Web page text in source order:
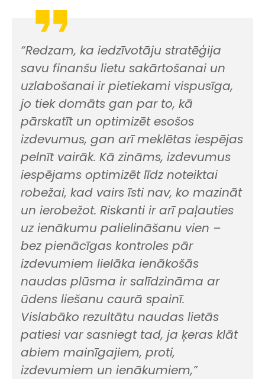
“Redzam, ka iedzīvotāju stratēģija
savu finanšu lietu sakārtošanai un
uzlabošanai ir pietiekami vispusīga,
jo tiek domāts gan par to, kā
pārskatīt un optimizēt esošos
izdevumus, gan arī meklētas iespējas
pelnīt vairāk. Kā zināms, izdevumus
iespējams optimizēt līdz noteiktai
robežai, kad vairs īsti nav, ko mazināt
un ierobežot. Riskanti ir arī paļauties
uz ienākumu palielināšanu vien –
bez pienācīgas kontroles pār
izdevumiem lielāka ienākošās
naudas plūsma ir salīdzināma ar
ūdens liešanu caurā spainī.
Vislabāko rezultātu naudas lietās
patiesi var sasniegt tad, ja ķeras klāt
abiem mainīgajiem, proti,
izdevumiem un ienākumiem,”